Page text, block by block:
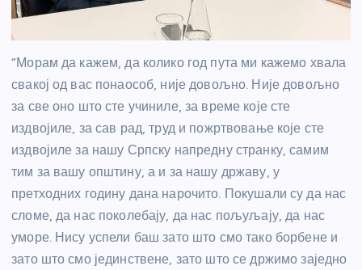
“Морам да кажем, да колико год пута ми кажемо хвала
свакој од вас понаособ, није довољно. Није довољно
за све оно што сте учиниле, за време које сте
издвојиле, за сав рад, труд и пожртвовање које сте
издвојиле за нашу Српску напредну странку, самим
тим за вашу општину, а и за нашу државу, у
претходних годину дана нарочито. Покушали су да нас
сломе, да нас поколебају, да нас пољуљају, да нас
уморе. Нису успели баш зато што смо тако борбене и
зато што смо јединствене, зато што се држимо заједно